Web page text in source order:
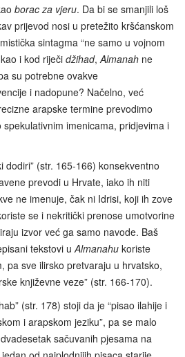
borac za vjeru. Da bi se smanjili loš
prijevod nosi u pretežito kršćanskom
sintagma “ne samo u vojnom
i kod riječi džihad, Almanah ne
su potrebne ovakve
i nadopune? Načelno, već
arapske termine prevodimo
imenicama, pridjevima i
dodiri” (str. 165-166) konsekventno
prevodi u Hrvate, iako ih niti
ne imenuje, čak ni Idrisi, koji ih zove
se i nekritički prenose umotvorine
izvor već ga samo navode. Baš
tekstovi u Almanahu koriste
pa sve ilirsko pretvaraju u hrvatsko,
književne veze” (str. 166-170).
(str. 178) stoji da je “pisao ilahije i
i arapskom jeziku”, pa se malo
sačuvanih pjesama na